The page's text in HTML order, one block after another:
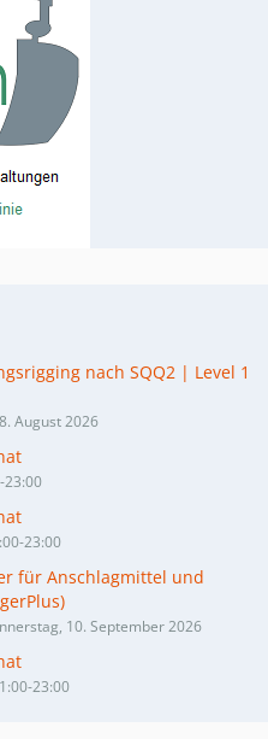
nach SQQ2 | Level 1
August 2026
23:00
23:00
für Anschlagmittel und
10. September 2026
23:00